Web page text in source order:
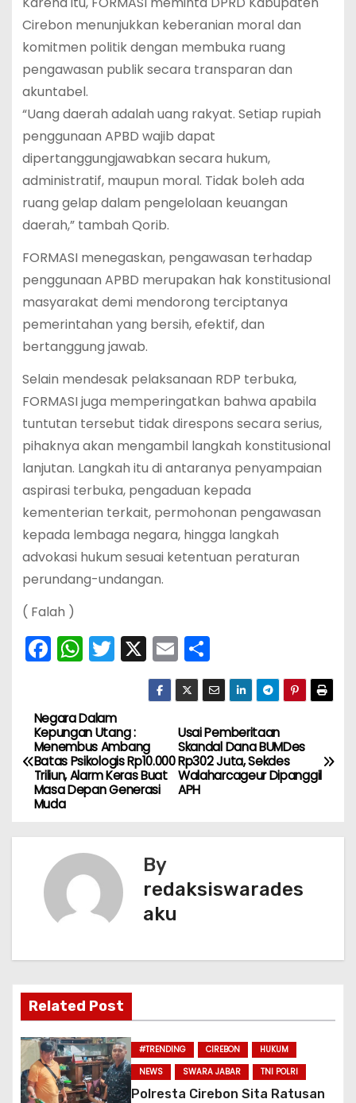
Cirebon menunjukkan keberanian moral dan
komitmen politik dengan membuka ruang
pengawasan publik secara transparan dan
akuntabel.
“Uang daerah adalah uang rakyat. Setiap rupiah
penggunaan APBD wajib dapat
dipertanggungjawabkan secara hukum,
administratif, maupun moral. Tidak boleh ada
ruang gelap dalam pengelolaan keuangan
daerah,” tambah Qorib.
FORMASI menegaskan, pengawasan terhadap
penggunaan APBD merupakan hak konstitusional
masyarakat demi mendorong terciptanya
pemerintahan yang bersih, efektif, dan
bertanggung jawab.
Selain mendesak pelaksanaan RDP terbuka,
FORMASI juga memperingatkan bahwa apabila
tuntutan tersebut tidak direspons secara serius,
pihaknya akan mengambil langkah konstitusional
lanjutan. Langkah itu di antaranya penyampaian
aspirasi terbuka, pengaduan kepada
kementerian terkait, permohonan pengawasan
kepada lembaga negara, hingga langkah
advokasi hukum sesuai ketentuan peraturan
perundang-undangan.
( Falah )
F
a
e
b
o
o
W
h
ts
A
p
p
T
w
er
X E
m
ai
l
S
h
ar
e
N
a
v
i
p
o
s
Usai Pemberitaan
Skandal Dana BUMDes
Rp302 Juta, Sekdes
Walaharcageur Dipanggil
APH
Negara Dalam
Kepungan Utang :
Menembus Ambang
Batas Psikologis Rp10.000
Triliun, Alarm Keras Buat
Masa Depan Generasi
Muda
By
redaksiswarades
aku
Related Post
#TRENDING CIREBON
HUKUM
NEWS
SWARA JABAR TNI POLRI
Polresta Cirebon Sita Ratusan